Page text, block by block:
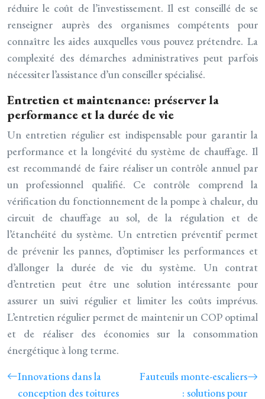
réduire le coût de l’investissement. Il est conseillé de se
renseigner auprès des organismes compétents pour
connaître les aides auxquelles vous pouvez prétendre. La
complexité des démarches administratives peut parfois
nécessiter l’assistance d’un conseiller spécialisé.
Entretien et maintenance: préserver la
performance et la durée de vie
Un entretien régulier est indispensable pour garantir la
performance et la longévité du système de chauffage. Il
est recommandé de faire réaliser un contrôle annuel par
un professionnel qualifié. Ce contrôle comprend la
vérification du fonctionnement de la pompe à chaleur, du
circuit de chauffage au sol, de la régulation et de
l’étanchéité du système. Un entretien préventif permet
de prévenir les pannes, d’optimiser les performances et
d’allonger la durée de vie du système. Un contrat
d’entretien peut être une solution intéressante pour
assurer un suivi régulier et limiter les coûts imprévus.
L’entretien régulier permet de maintenir un COP optimal
et de réaliser des économies sur la consommation
énergétique à long terme.
Innovations dans la
conception des toitures
Fauteuils monte-escaliers
: solutions pour